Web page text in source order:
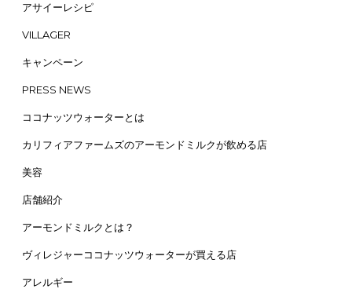
アサイーレシピ
VILLAGER
キャンペーン
PRESS NEWS
ココナッツウォーターとは
カリフィアファームズのアーモンドミルクが飲める店
美容
店舗紹介
アーモンドミルクとは？
ヴィレジャーココナッツウォーターが買える店
アレルギー